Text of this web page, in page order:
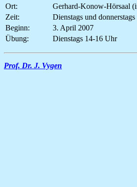
Ort:
Gerhard-Konow-Hörsaal
Zeit:
Dienstags und
Beginn:
3. April 2007
Übung:
Dienstags 14-16 Uhr
Prof. Dr. J. Vygen